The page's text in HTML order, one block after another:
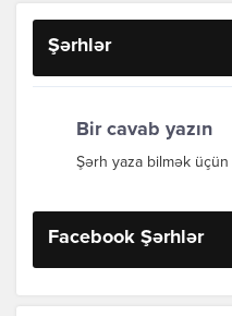
Şərhlər
Bir cavab yazın
Şərh yaza bilmək üçün
Facebook Şərhlər